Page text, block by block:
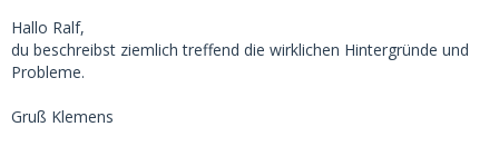
Hallo Ralf,
du beschreibst ziemlich treffend die wirklichen Hintergründe und
Probleme.
Gruß Klemens